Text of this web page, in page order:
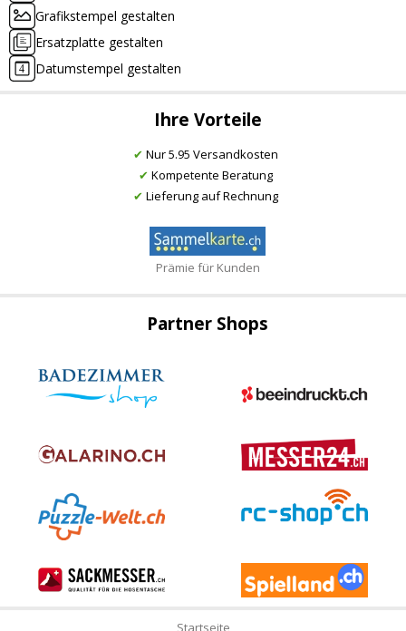
Grafikstempel gestalten
Ersatzplatte gestalten
Datumstempel gestalten
Ihre Vorteile
✔ Nur 5.95 Versandkosten
✔ Kompetente Beratung
✔ Lieferung auf Rechnung
Prämie für Kunden
Partner Shops
Startseite